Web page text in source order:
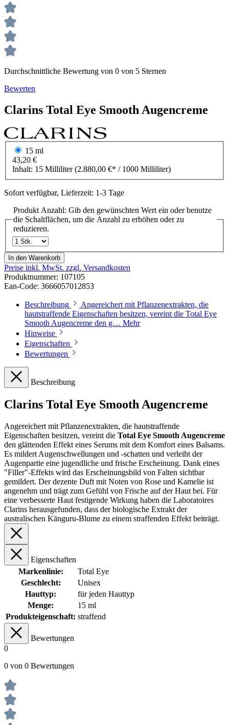
Durchschnittliche Bewertung von 0 von 5 Sternen
Bewerten
Clarins Total Eye Smooth Augencreme
15 ml
43,20 €
Inhalt: 15 Milliliter(2.880,00 €* / 1000 Milliliter)
Sofort verfügbar, Lieferzeit: 1-3 Tage
Produkt Anzahl: Gib den gewünschten Wert ein oder benutze
die Schaltflächen, um die Anzahl zu erhöhen oder zu
reduzieren.
In den Warenkorb
Preise inkl. MwSt. zzgl. Versandkosten
Produktnummer: 107105
Ean-Code: 3666057012853
Beschreibung
Angereichert mit Pflanzenextrakten, die
hautstraffende Eigenschaften besitzen, vereint die Total Eye
Smooth Augencreme den g… Mehr
Hinweise
Eigenschaften
Bewertungen
Beschreibung
Clarins Total Eye Smooth Augencreme
Angereichert mit Pflanzenextrakten, die hautstraffende
Eigenschaften besitzen, vereint die Total Eye Smooth Augencreme
den glättenden Effekt eines Serums mit dem Komfort eines Balsams.
Es mildert Augenschwellungen und -schatten und verleiht der
Augenpartie eine jugendliche und frische Erscheinung. Dank eines
"Filler"-Effekts wird das Erscheinungsbild von Falten sichtbar
gemildert. Der dezente Duft mit Noten von Rose und Kamelie ist
angenehm und trägt zum Gefühl von Frische auf der Haut bei. Für
eine verbesserte Haut festigende Wirkung haben die Laboratoires
Clarins herausgefunden, dass der biologische Extrakt der
australischen Känguru-Blume zu einem straffenden Effekt beiträgt.
Eigenschaften
Markenlinie:
Total Eye
Geschlecht:
Unisex
Hauttyp:
für jeden Hauttyp
Menge:
15 ml
Produkteigenschaft: straffend
Bewertungen
0
0 von 0 Bewertungen